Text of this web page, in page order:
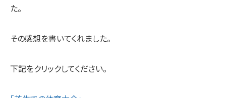
た。
その感想を書いてくれました。
下記をクリックしてください。